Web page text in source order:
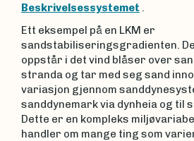
Beskrivelsessystemet .
Ett eksempel på en LKM er
sandstabiliseringsgradienten.
oppstår i det vind blåser over
stranda og tar med seg sand
variasjon gjennom
sanddynemark via dynheia og til
Dette er en kompleks
handler om mange ting som